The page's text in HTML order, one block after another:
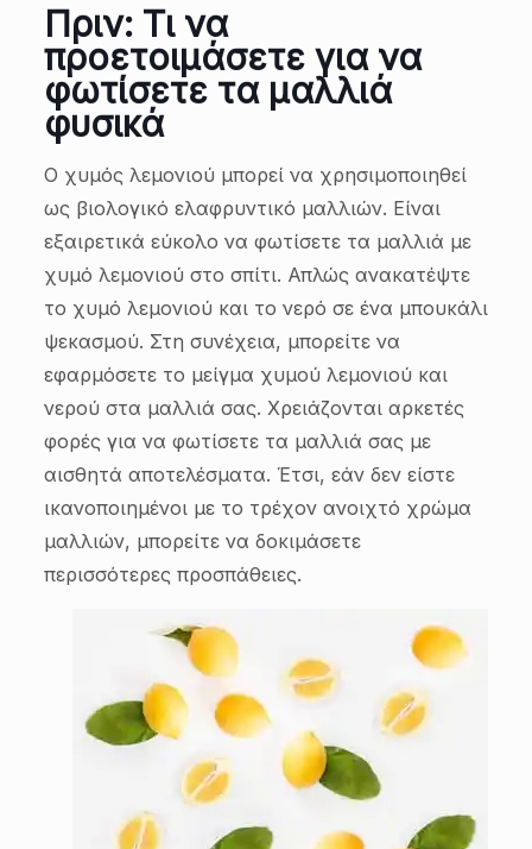
Πριν: Τι να
προετοιμάσετε για να
φωτίσετε τα μαλλιά
φυσικά
Ο χυμός λεμονιού μπορεί να χρησιμοποιηθεί
ως βιολογικό ελαφρυντικό μαλλιών. Είναι
εξαιρετικά εύκολο να φωτίσετε τα μαλλιά με
χυμό λεμονιού στο σπίτι. Απλώς ανακατέψτε
το χυμό λεμονιού και το νερό σε ένα μπουκάλι
ψεκασμού. Στη συνέχεια, μπορείτε να
εφαρμόσετε το μείγμα χυμού λεμονιού και
νερού στα μαλλιά σας. Χρειάζονται αρκετές
φορές για να φωτίσετε τα μαλλιά σας με
αισθητά αποτελέσματα. Έτσι, εάν δεν είστε
ικανοποιημένοι με το τρέχον ανοιχτό χρώμα
μαλλιών, μπορείτε να δοκιμάσετε
περισσότερες προσπάθειες.